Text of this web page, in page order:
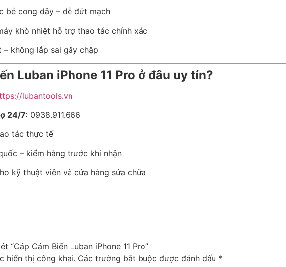
bẻ cong dây – dễ đứt mạch
khò nhiệt hỗ trợ thao tác chính xác
– không lắp sai gây chập
Luban iPhone 11 Pro ở đâu uy tín?
lubantools.vn
24/7: 0938.911.666
tác thực tế
– kiểm hàng trước khi nhận
kỹ thuật viên và cửa hàng sửa chữa
“Cáp Cảm Biến Luban iPhone 11 Pro”
hiển thị công khai. Các trường bắt buộc được đánh dấu *